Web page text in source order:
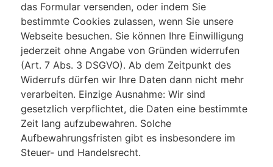
das Formular versenden, oder indem Sie
bestimmte Cookies zulassen, wenn Sie unsere
Webseite besuchen. Sie können Ihre Einwilligung
jederzeit ohne Angabe von Gründen widerrufen
(Art. 7 Abs. 3 DSGVO). Ab dem Zeitpunkt des
Widerrufs dürfen wir Ihre Daten dann nicht mehr
verarbeiten. Einzige Ausnahme: Wir sind
gesetzlich verpflichtet, die Daten eine bestimmte
Zeit lang aufzubewahren. Solche
Aufbewahrungsfristen gibt es insbesondere im
Steuer- und Handelsrecht.